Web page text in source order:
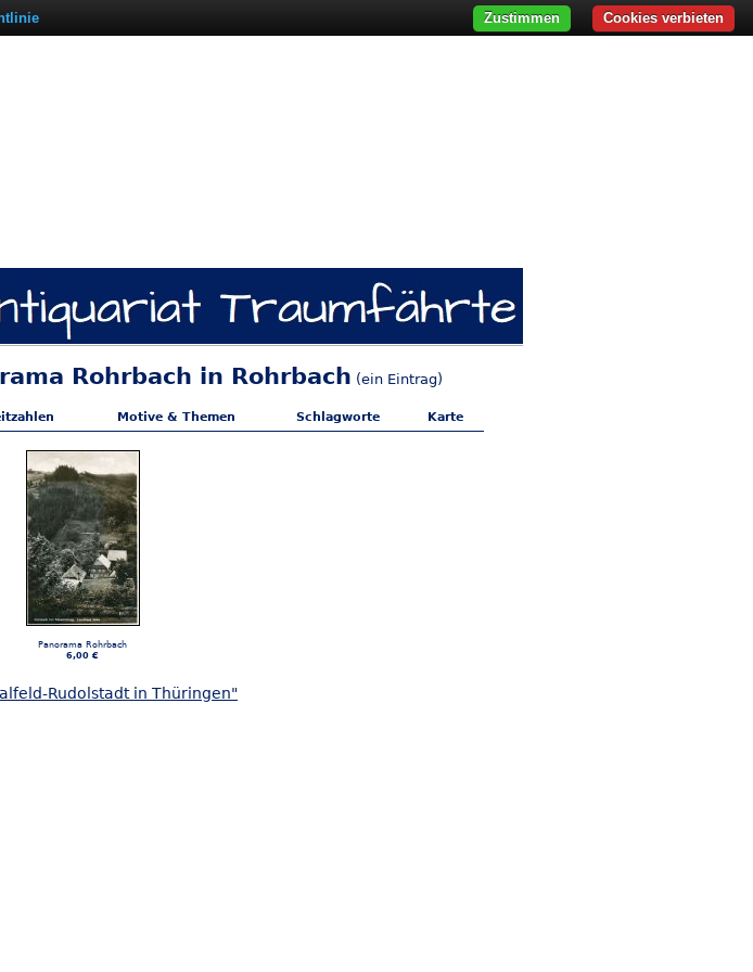
Rohrbach in Rohrbach (ein Eintrag)
Motive & Themen Schlagworte Karte
Panorama Rohrbach
6,00 €
Rudolstadt in Thüringen"
Cookies verbieten
Zustimmen